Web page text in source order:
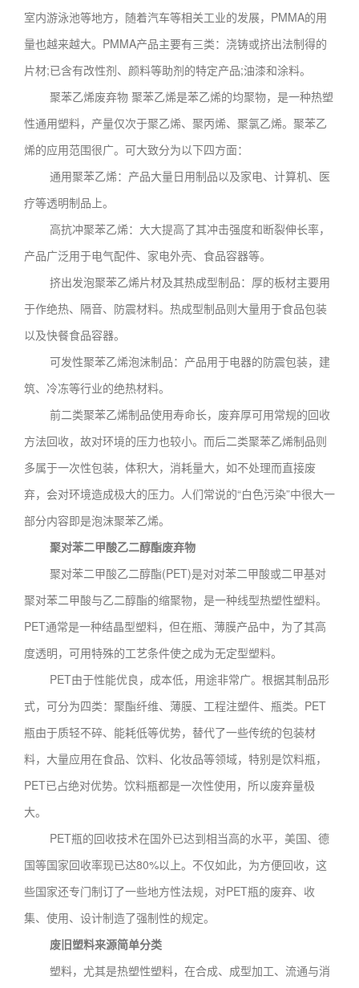
室内游泳池等地方，随着汽车等相关工业的发展，PMMA的用
量也越来越大。PMMA产品主要有三类：浇铸或挤出法制得的
片材;已含有改性剂、颜料等助剂的特定产品;油漆和涂料。
聚苯乙烯废弃物 聚苯乙烯是苯乙烯的均聚物，是一种热塑
性通用塑料，产量仅次于聚乙烯、聚丙烯、聚氯乙烯。聚苯乙
烯的应用范围很广。可大致分为以下四方面：
通用聚苯乙烯：产品大量日用制品以及家电、计算机、医
疗等透明制品上。
高抗冲聚苯乙烯：大大提高了其冲击强度和断裂伸长率，
产品广泛用于电气配件、家电外壳、食品容器等。
挤出发泡聚苯乙烯片材及其热成型制品：厚的板材主要用
于作绝热、隔音、防震材料。热成型制品则大量用于食品包装
以及快餐食品容器。
可发性聚苯乙烯泡沫制品：产品用于电器的防震包装，建
筑、冷冻等行业的绝热材料。
前二类聚苯乙烯制品使用寿命长，废弃厚可用常规的回收
方法回收，故对环境的压力也较小。而后二类聚苯乙烯制品则
多属于一次性包装，体积大，消耗量大，如不处理而直接废
弃，会对环境造成极大的压力。人们常说的“白色污染”中很大一
部分内容即是泡沫聚苯乙烯。
聚对苯二甲酸乙二醇酯废弃物
聚对苯二甲酸乙二醇酯(PET)是对对苯二甲酸或二甲基对
聚对苯二甲酸与乙二醇酯的缩聚物，是一种线型热塑性塑料。
PET通常是一种结晶型塑料，但在瓶、薄膜产品中，为了其高
度透明，可用特殊的工艺条件使之成为无定型塑料。
PET由于性能优良，成本低，用途非常广。根据其制品形
式，可分为四类：聚酯纤维、薄膜、工程注塑件、瓶类。PET
瓶由于质轻不碎、能耗低等优势，替代了一些传统的包装材
料，大量应用在食品、饮料、化妆品等领域，特别是饮料瓶，
PET已占绝对优势。饮料瓶都是一次性使用，所以废弃量极
大。
PET瓶的回收技术在国外已达到相当高的水平，美国、德
国等国家回收率现已达80%以上。不仅如此，为方便回收，这
些国家还专门制订了一些地方性法规，对PET瓶的废弃、收
集、使用、设计制造了强制性的规定。
废旧塑料来源简单分类
塑料，尤其是热塑性塑料，在合成、成型加工、流通与消